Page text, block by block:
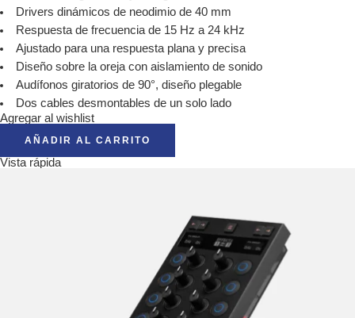
Drivers dinámicos de neodimio de 40 mm
Respuesta de frecuencia de 15 Hz a 24 kHz
Ajustado para una respuesta plana y precisa
Diseño sobre la oreja con aislamiento de sonido
Audífonos giratorios de 90°, diseño plegable
Dos cables desmontables de un solo lado
Agregar al wishlist
AÑADIR AL CARRITO
Vista rápida